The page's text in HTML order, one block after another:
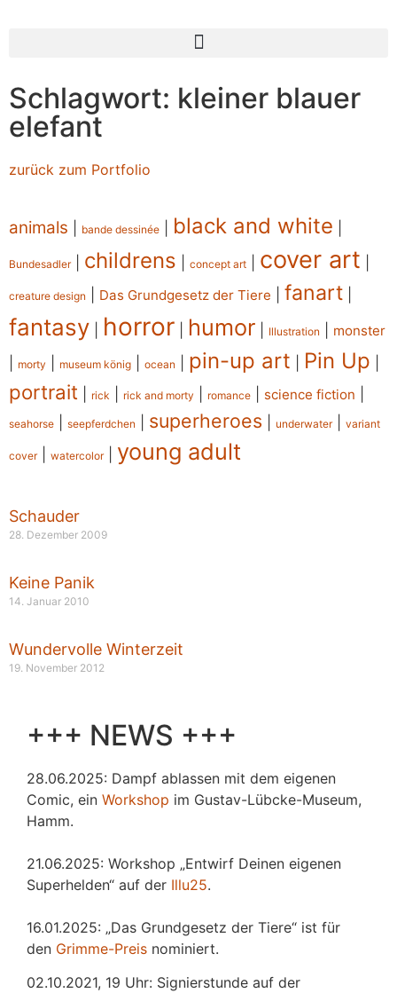
Schlagwort: kleiner blauer
elefant
zurück zum Portfolio
animals bande dessinée black and white
Bundesadler| childrens concept art cover art
creature design Das Grundgesetz der Tiere fanart
fantasy horror humor Illustration monster
morty museum könig ocean pin-up art Pin Up
portrait rick rick and morty romance science fiction
seahorse seepferdchen superheroes underwater| variant
cover| watercolor| young adult
Schauder
28. Dezember 2009
Keine Panik
14. Januar 2010
Wundervolle Winterzeit
19. November 2012
+++ NEWS +++
28.06.2025: Dampf ablassen mit dem eigenen
Comic, ein Workshop im Gustav-Lübcke-Museum,
Hamm.
21.06.2025: Workshop „Entwirf Deinen eigenen
Superhelden“ auf der Illu25.
16.01.2025: „Das Grundgesetz der Tiere“ ist für
den Grimme-Preis nominiert.
02.10.2021, 19 Uhr: Signierstunde auf der